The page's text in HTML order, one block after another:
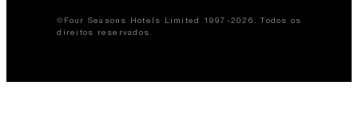
©Four Seasons Hotels Limited 1997-2026. Todos os
direitos reservados.